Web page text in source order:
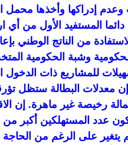
إدراكها وأخذها
المستفيد الأول من أي
من الناتج الوطني
وشبة الحكومية
للمشاريع ذات
البطالة ستظل
رخيصة غير ماهرة. إن
عدد المستهلكين
يتغير على الرغم من